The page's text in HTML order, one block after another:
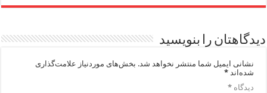
دیدگاهتان را بنویسید
نشانی ایمیل شما منتشر نخواهد شد. بخش‌های موردنیاز علامت‌گذاری
شده‌اند*
دیدگاه*